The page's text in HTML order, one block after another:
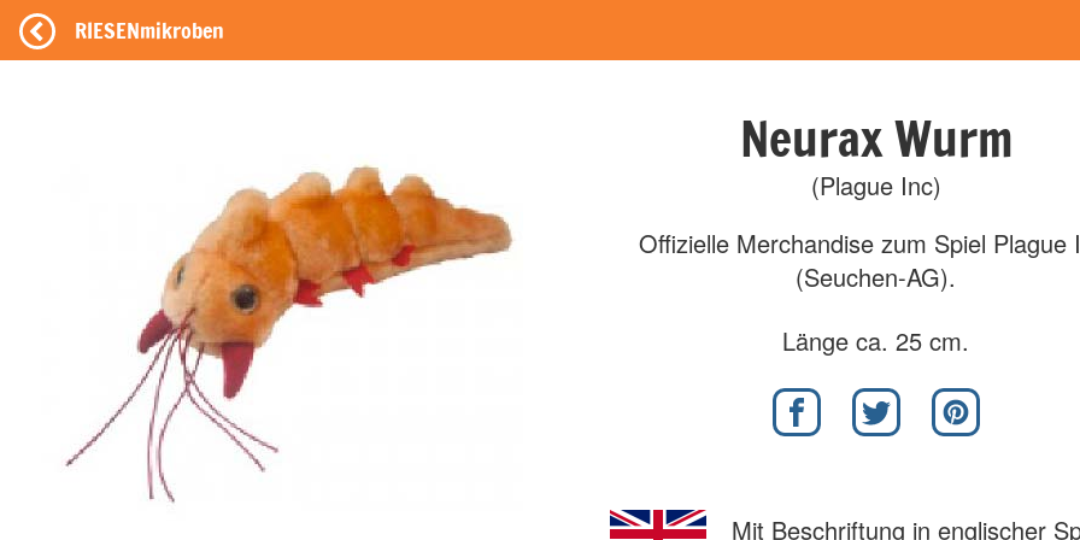
RIESENmikroben
Neurax Wurm
(Plague Inc)
Offizielle Merchandise zum Spiel Plague
(Seuchen-AG).
Länge ca. 25 cm.
Mit Beschriftung in englischer